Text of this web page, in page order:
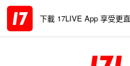
下載 17LIVE App 享受更